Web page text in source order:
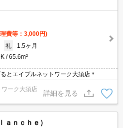
費等：3,000円)
礼
1.5ヶ月
65.6m²
とエイブルネットワーク大須店＊
ワーク大須店
詳細を見る
ａｎｃｈｅ）